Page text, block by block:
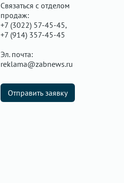
Связаться с отделом
продаж:
+7 (3022) 57-45-45,
+7 (914) 357-45-45
Эл. почта:
reklama@zabnews.ru
Отправить заявку